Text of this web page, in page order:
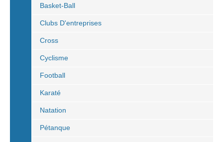
Basket-Ball
Clubs D'entreprises
Cross
Cyclisme
Football
Karaté
Natation
Pétanque